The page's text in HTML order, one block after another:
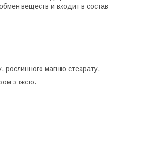
веществ и входит в состав
рослинного магнію стеарату.
з їжею.